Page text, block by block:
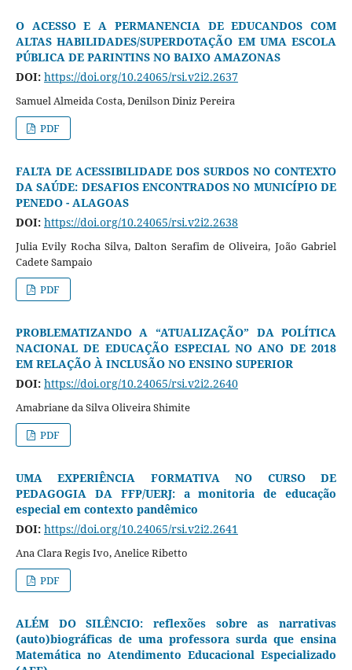
O ACESSO E A PERMANENCIA DE EDUCANDOS COM
ALTAS HABILIDADES/SUPERDOTAÇÃO EM UMA ESCOLA
PÚBLICA DE PARINTINS NO BAIXO AMAZONAS
DOI: https://doi.org/10.24065/rsi.v2i2.2637
Samuel Almeida Costa, Denilson Diniz Pereira
PDF
FALTA DE ACESSIBILIDADE DOS SURDOS NO CONTEXTO
DA SAÚDE: DESAFIOS ENCONTRADOS NO MUNICÍPIO DE
PENEDO - ALAGOAS
DOI: https://doi.org/10.24065/rsi.v2i2.2638
Julia Evily Rocha Silva, Dalton Serafim de Oliveira, João Gabriel
Cadete Sampaio
PDF
PROBLEMATIZANDO A “ATUALIZAÇÃO” DA POLÍTICA
NACIONAL DE EDUCAÇÃO ESPECIAL NO ANO DE 2018
EM RELAÇÃO À INCLUSÃO NO ENSINO SUPERIOR
DOI: https://doi.org/10.24065/rsi.v2i2.2640
Amabriane da Silva Oliveira Shimite
PDF
UMA EXPERIÊNCIA FORMATIVA NO CURSO DE
PEDAGOGIA DA FFP/UERJ: a monitoria de educação
especial em contexto pandêmico
DOI: https://doi.org/10.24065/rsi.v2i2.2641
Ana Clara Regis Ivo, Anelice Ribetto
PDF
ALÉM DO SILÊNCIO: reflexões sobre as narrativas
(auto)biográficas de uma professora surda que ensina
Matemática no Atendimento Educacional Especializado